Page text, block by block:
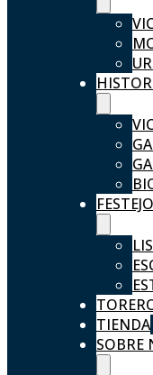
TIENDA
SOBRE